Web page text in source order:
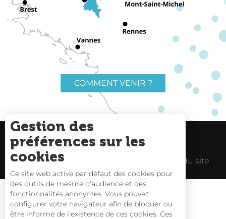
COMMENT VENIR ?
Charte du voyageur Liens utiles
Espace Pro Plan du site
Gestion des
préférences sur les
cookies
Ce site web active par défaut des cookies pour
des outils de mesure d'audience et des
fonctionnalités anonymes. Vous pouvez
configurer votre navigateur afin de bloquer ou
être informé de l'existence de ces cookies. Ces